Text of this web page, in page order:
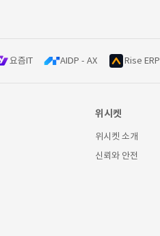
요즘IT AIDP - AX Rise ERP
위시켓
위시켓 소개
신뢰와 안전